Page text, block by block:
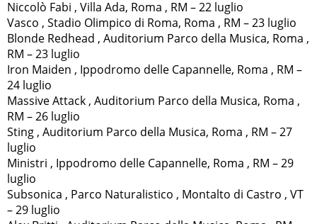
Niccolò Fabi , Villa Ada, Roma , RM – 22 luglio
Vasco , Stadio Olimpico di Roma, Roma , RM – 23 luglio
Blonde Redhead , Auditorium Parco della Musica, Roma ,
RM – 23 luglio
Iron Maiden , Ippodromo delle Capannelle, Roma , RM –
24 luglio
Massive Attack , Auditorium Parco della Musica, Roma ,
RM – 26 luglio
Sting , Auditorium Parco della Musica, Roma , RM – 27
luglio
Ministri , Ippodromo delle Capannelle, Roma , RM – 29
luglio
Subsonica , Parco Naturalistico , Montalto di Castro , VT
– 29 luglio